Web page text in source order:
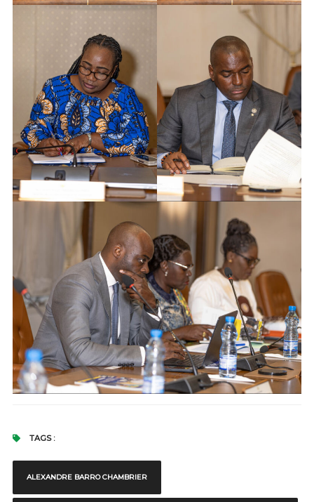
TAGS :
ALEXANDRE BARRO CHAMBRIER